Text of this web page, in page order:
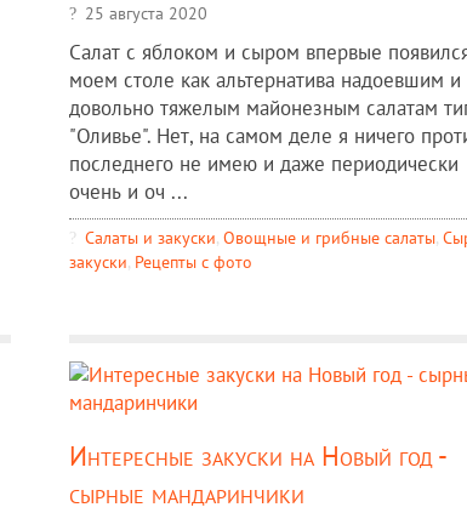
25 августа 2020
Салат с яблоком и сыром впервые
моем столе как альтернатива надоевшим и
довольно тяжелым майонезным салатам
"Оливье". Нет, на самом деле я ничего
последнего не имею и даже периодически
очень и оч ...
Салаты и закуски, Овощные и грибные салаты,
закуски, Рецепты c фото
Интересные закуски на Новый год -
сырные мандаринчики